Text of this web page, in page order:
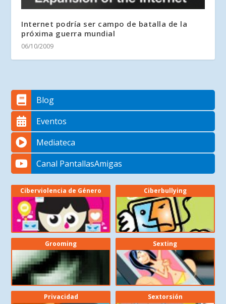
Internet podría ser campo de batalla de la
próxima guerra mundial
06/10/2009
Blog
Eventos
Mediateca
Canal PantallasAmigas
Ciberviolencia de Género Ciberbullying
Grooming Sexting
Privacidad Sextorsión